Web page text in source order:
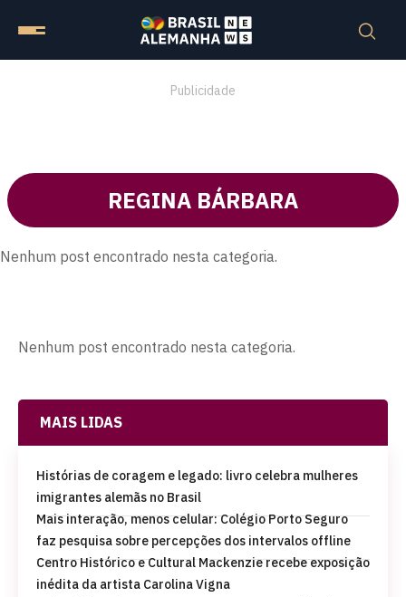
Publicidade
REGINA BÁRBARA
Nenhum post encontrado nesta categoria.
Nenhum post encontrado nesta categoria.
MAIS LIDAS
Histórias de coragem e legado: livro celebra mulheres
imigrantes alemãs no Brasil
Mais interação, menos celular: Colégio Porto Seguro
faz pesquisa sobre percepções dos intervalos offline
Centro Histórico e Cultural Mackenzie recebe exposição
inédita da artista Carolina Vigna